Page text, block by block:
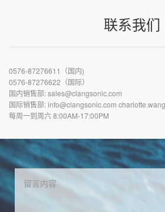
联系我们
0576-87276611（国内)
0576-87276622（国际）
国内销售部: sales@clangsonic.com
国际销售部: info@clangsonic.com
每周一到周六 8:00AM-17:00PM